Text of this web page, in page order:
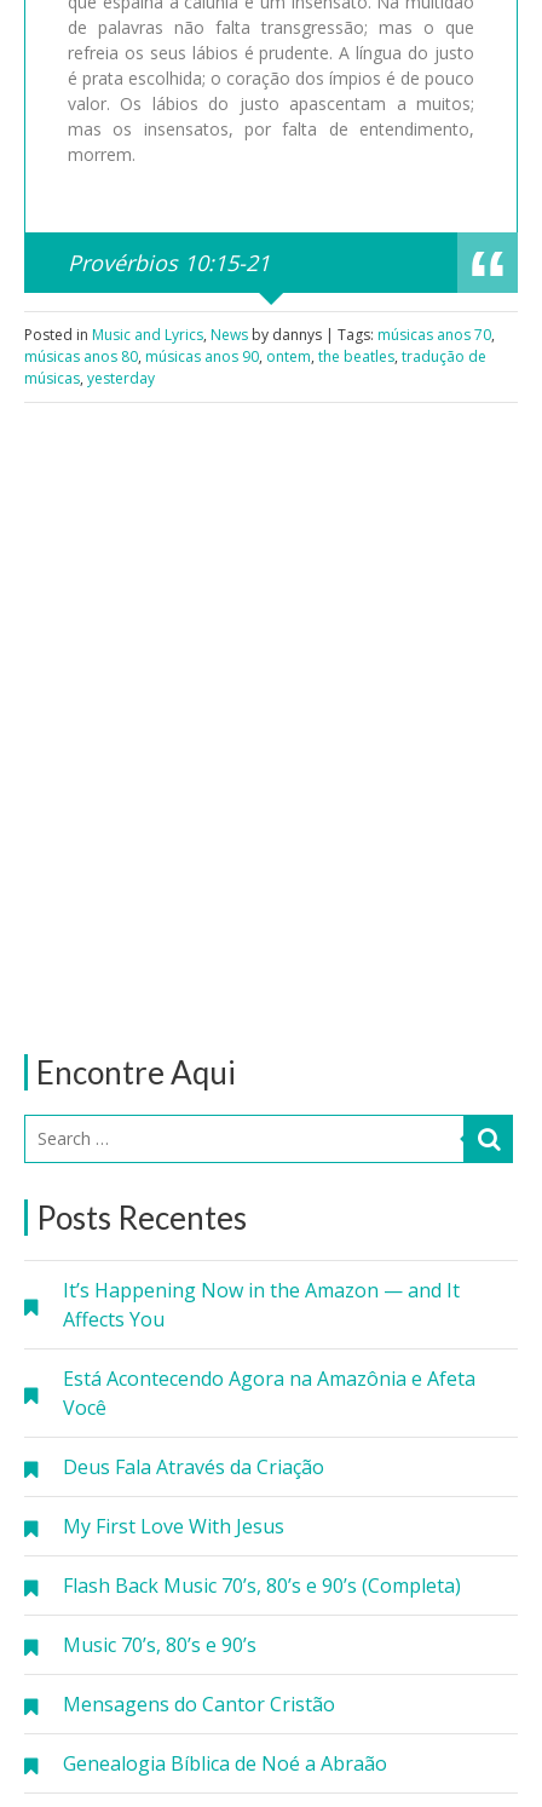
Encontre Aqui
Posts Recentes
It’s Happening Now in the Amazon — and It
Affects You
Está Acontecendo Agora na Amazônia e Afeta
Você
Deus Fala Através da Criação
My First Love With Jesus
Flash Back Music 70’s, 80’s e 90’s (Completa)
Music 70’s, 80’s e 90’s
Mensagens do Cantor Cristão
Genealogia Bíblica de Noé a Abraão
de palavras não falta transgressão; mas o que
refreia os seus lábios é prudente. A língua do justo
é prata escolhida; o coração dos ímpios é de pouco
valor. Os lábios do justo apascentam a muitos;
mas os insensatos, por falta de entendimento,
morrem.
Provérbios 10:15-21
Posted in Music and Lyrics, News by dannys | Tags: músicas anos 70,
músicas anos 80, músicas anos 90, ontem, the beatles, tradução de
músicas, yesterday